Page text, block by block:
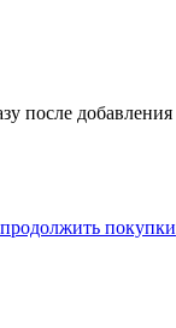
после добавления
покупки